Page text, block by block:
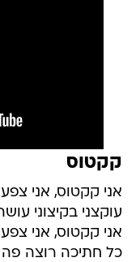
קקטוס
אני קקטוס, אני
עוקצני בקיצוני
אני קקטוס, אני
כל חתיכה רוצה פה